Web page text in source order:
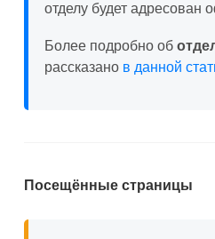
отделу будет адресован
Более подробно об
рассказано в данной
Посещённые страницы